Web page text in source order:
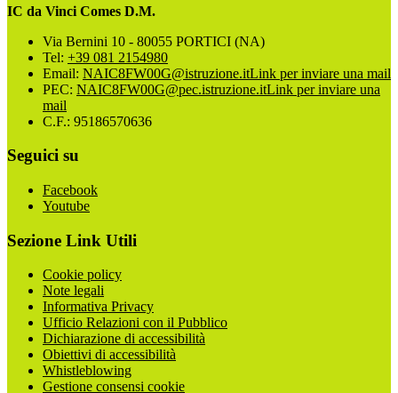
IC da Vinci Comes D.M.
Via Bernini 10 - 80055 PORTICI (NA)
Tel: +39 081 2154980
Email: NAIC8FW00G@istruzione.itLink per inviare una mail
PEC: NAIC8FW00G@pec.istruzione.itLink per inviare una
mail
C.F.: 95186570636
Seguici su
Facebook
Youtube
Sezione Link Utili
Cookie policy
Note legali
Informativa Privacy
Ufficio Relazioni con il Pubblico
Dichiarazione di accessibilità
Obiettivi di accessibilità
Whistleblowing
Gestione consensi cookie